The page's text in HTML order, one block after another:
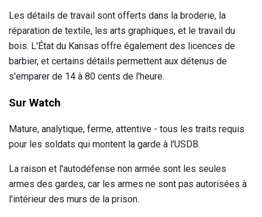
Les détails de travail sont offerts dans la broderie, la
réparation de textile, les arts graphiques, et le travail du
bois. L'État du Kansas offre également des licences de
barbier, et certains détails permettent aux détenus de
s'emparer de 14 à 80 cents de l'heure.
Sur Watch
Mature, analytique, ferme, attentive - tous les traits requis
pour les soldats qui montent la garde à l'USDB.
La raison et l'autodéfense non armée sont les seules
armes des gardes, car les armes ne sont pas autorisées à
l'intérieur des murs de la prison.